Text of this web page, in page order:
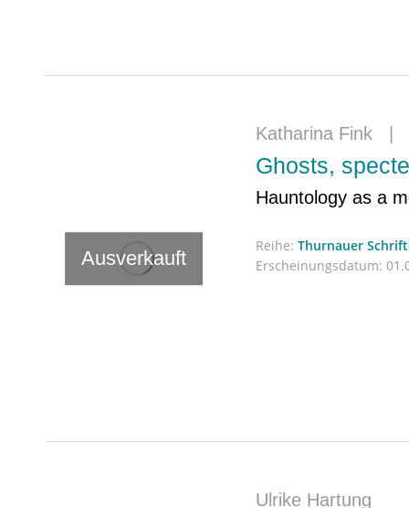
Ausverkauft
Katharina Fink
Ghosts,
Hauntology as a
Reihe: Thurnauer
Erscheinungsdatum:
Ulrike Hartung